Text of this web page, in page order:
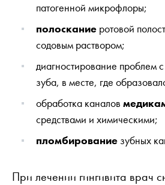
патогенной микрофлоры;
полоскание ротовой
содовым раствором;
диагностирование проблем с
зуба, в месте, где
обработка каналов
средствами и химическими;
пломбирование зубных
При лечении гингивита врач